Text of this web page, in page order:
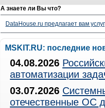
А знаете ли Вы что?
DataHouse.ru предлагает вам
MSKIT.RU: последние
04.08.2026
автоматизации
03.07.2026
отечественные ОС